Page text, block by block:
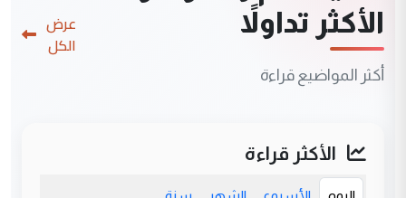
الأكثر تداولاً
أكثر المواضيع قراءة
عرض
الكل
الأكثر قراءة